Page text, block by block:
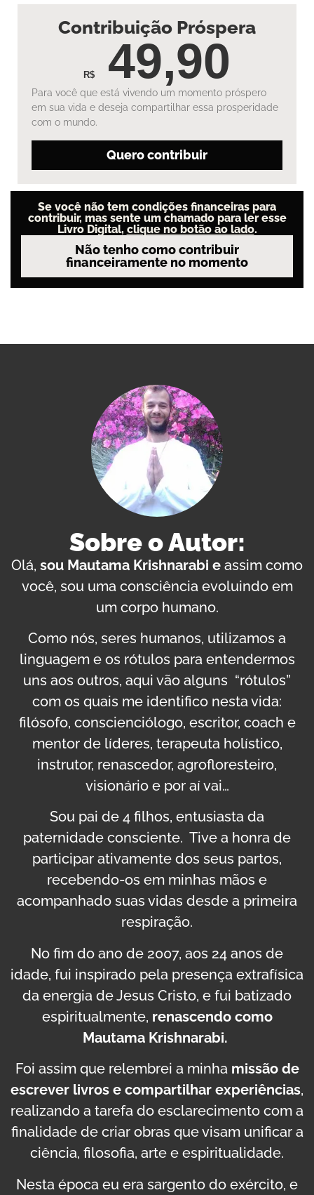
Não tenho como contribuir
financeiramente no momento
Se você não tem condições financeiras para
contribuir, mas sente um chamado para ler esse
Livro Digital, clique no botão ao lado.
Contribuição Próspera
R$ 49,90
Para você que está vivendo um momento próspero
em sua vida e deseja compartilhar essa prosperidade
com o mundo.
Quero contribuir
Sobre o Autor:
Olá, sou Mautama Krishnarabi e assim como
você, sou uma consciência evoluindo em
um corpo humano.
Como nós, seres humanos, utilizamos a
linguagem e os rótulos para entendermos
uns aos outros, aqui vão alguns “rótulos”
com os quais me identifico nesta vida:
filósofo, conscienciólogo, escritor, coach e
mentor de líderes, terapeuta holístico,
instrutor, renascedor, agrofloresteiro,
visionário e por aí vai…
Sou pai de 4 filhos, entusiasta da
paternidade consciente. Tive a honra de
participar ativamente dos seus partos,
recebendo-os em minhas mãos e
acompanhado suas vidas desde a primeira
respiração.
No fim do ano de 2007, aos 24 anos de
idade, fui inspirado pela presença extrafísica
da energia de Jesus Cristo, e fui batizado
espiritualmente, renascendo como
Mautama Krishnarabi.
Foi assim que relembrei a minha missão de
escrever livros e compartilhar experiências,
realizando a tarefa do esclarecimento com a
finalidade de criar obras que visam unificar a
ciência, filosofia, arte e espiritualidade.
Nesta época eu era sargento do exército, e